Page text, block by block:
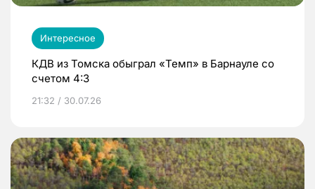
Интересное
КДВ из Томска обыграл «Темп» в Барнауле со
счетом 4:3
21:32 / 30.07.26